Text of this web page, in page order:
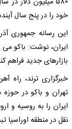
خود را در پنج سال آینده، به ۱۰ میلیارد
این رسانه جمهوری
ایران، نوشت: باکو می
بازارهای جدید فراهم
خبرگزاری ترند، راه
تهران و باکو در حوزه
ایران را به روسیه و
نقل در منطقه اوراسیا